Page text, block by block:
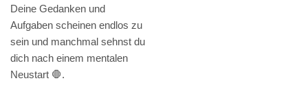
Deine Gedanken und
Aufgaben scheinen endlos zu
sein und manchmal sehnst du
dich nach einem mentalen
Neustart 🛑.